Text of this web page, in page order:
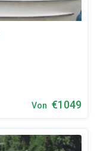
Von €1049